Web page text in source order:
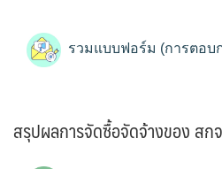
รวมแบบฟอร์ม (การตอบ
สรุปผลการจัดซื้อจัดจ้างของ สก